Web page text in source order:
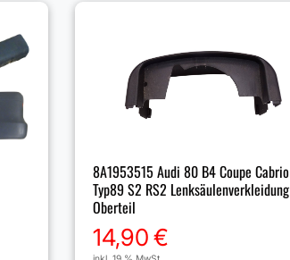
8A1953515 Audi 80 B4 Coupe Cabrio
Typ89 S2 RS2 Lenksäulenverkleidung
Oberteil
14,90€